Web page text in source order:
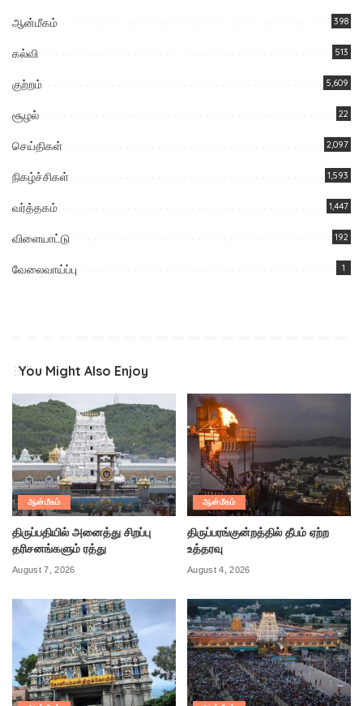
ஆன்மீகம் 398
கல்வி 513
குற்றம் 5,609
சூழல் 22
செய்திகள் 2,097
நிகழ்ச்சிகள் 1,593
வர்த்தகம் 1,447
விளையாட்டு 192
வேலைவாய்ப்பு 1
You Might Also Enjoy
ஆன்மீகம்
திருப்பதியில் அனைத்து சிறப்பு
தரிசனங்களும் ரத்து
August 7, 2026
ஆன்மீகம்
திருப்பரங்குன்றத்தில் தீபம் ஏற்ற
உத்தரவு
August 4, 2026